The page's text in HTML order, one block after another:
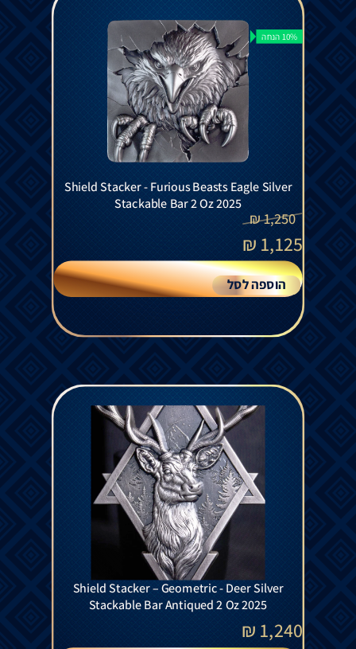
10% הנחה
Shield Stacker - Furious Beasts Eagle Silver
Stackable Bar 2 Oz 2025
1,250
₪
1,125
₪
הוספה לסל
Shield Stacker – Geometric - Deer Silver
Stackable Bar Antiqued 2 Oz 2025
1,240
₪